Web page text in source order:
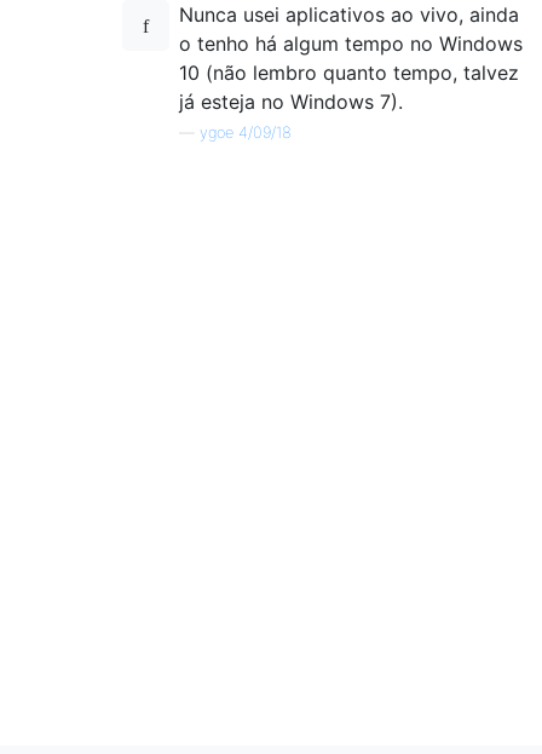
Nunca usei aplicativos ao vivo, ainda
o tenho há algum tempo no Windows
10 (não lembro quanto tempo, talvez
já esteja no Windows 7).
ygoe 4/09/18